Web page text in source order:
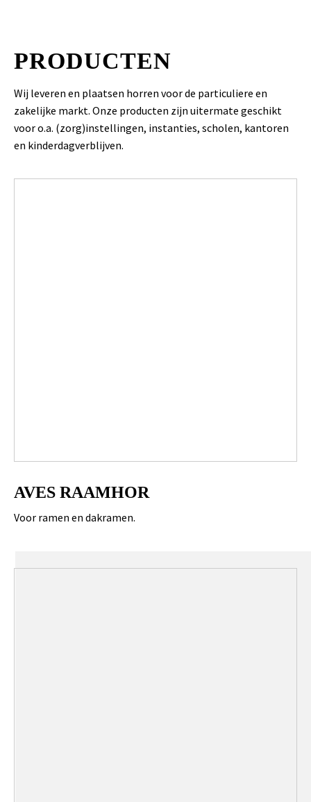
PRODUCTEN
Wij leveren en plaatsen horren voor de particuliere en
zakelijke markt. Onze producten zijn uitermate geschikt
voor o.a. (zorg)instellingen, instanties, scholen, kantoren
en kinderdagverblijven.
AVES RAAMHOR
Voor ramen en dakramen.